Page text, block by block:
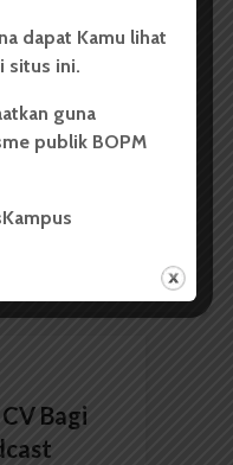
29 April,
Jepang dan
Bunkasai
Bagi
dapat Kamu lihat
situs ini.
guna
publik BOPM